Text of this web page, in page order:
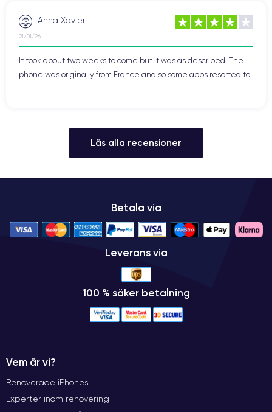
Anna Xavier
21/01/26
It took about two weeks to come but it was as described. The
phone was originally from France and so some apps resorted to
Läs alla recensioner
Betala via
Leverans via
100 % säker betalning
Vem är vi?
Renoverade iPhones
Experter inom renovering